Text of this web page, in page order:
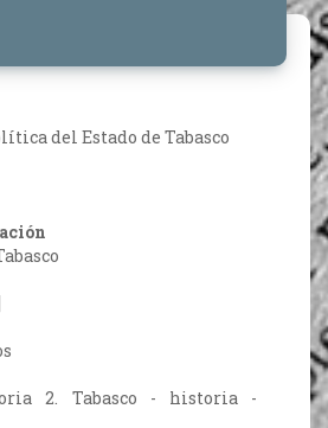
del Estado de Tabasco
2. Tabasco - historia -